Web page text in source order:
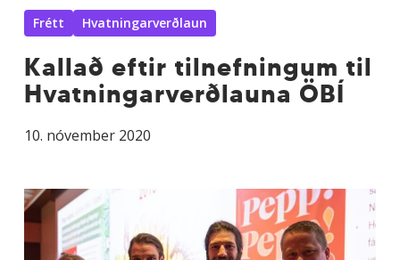
Frétt Hvatningarverðlaun
Kallað eftir tilnefningum til
Hvatningarverðlauna ÖBÍ
10. nóvember 2020